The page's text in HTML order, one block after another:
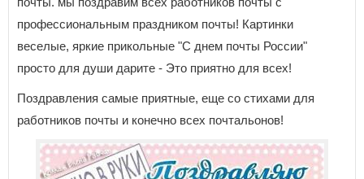
профессиональным праздником почты! Картинки
веселые, яркие прикольные "С днем почты России"
просто для души дарите - Это приятно для всех!
Поздравления самые приятные, еще со стихами для
работников почты и конечно всех почтальонов!